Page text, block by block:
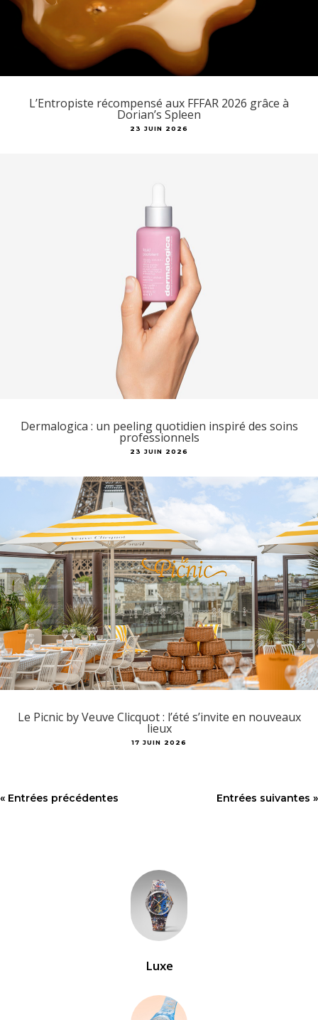
L’Entropiste récompensé aux FFFAR 2026 grâce à
Dorian’s Spleen
23 JUIN 2026
Dermalogica : un peeling quotidien inspiré des soins
professionnels
23 JUIN 2026
Le Picnic by Veuve Clicquot : l’été s’invite en nouveaux
lieux
17 JUIN 2026
« Entrées précédentes Entrées suivantes »
Luxe